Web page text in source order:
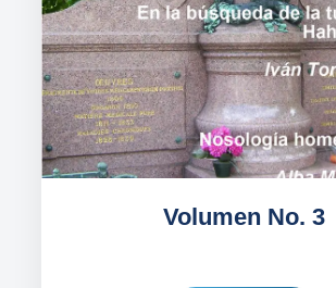
Volumen No. 3